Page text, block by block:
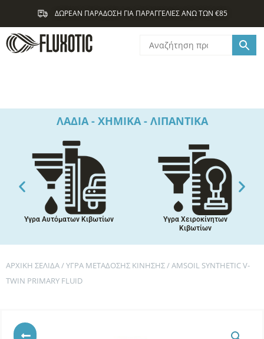
Μετάβαση
περιεχόμενο
ΔΩΡΕΑΝ ΠΑΡΑΔΟΣΗ ΓΙΑ ΠΑΡΑΓΓΕΛΙΕΣ ΑΝΩ ΤΩΝ €85
ΛΑΔΙΑ - ΧΗΜΙΚΑ - ΛΙΠΑΝΤΙΚΑ
Υγρα Αυτόματων Κιβωτίων
Υγρα Χειροκίνητων
Κιβωτίων
ΑΡΧΙΚΉ ΣΕΛΊΔΑ/ΥΓΡΆ ΜΕΤΆΔΟΣΗΣ ΚΊΝΗΣΗΣ/ AMSOIL SYNTHETIC V-
TWIN PRIMARY FLUID